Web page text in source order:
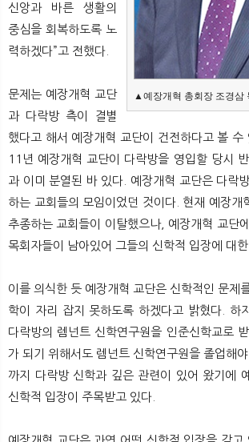
▲예장개혁 총회장 조경삼
신앙과 바른 생활의
중심을 회복하도록 노
력하겠다”고 전했다.
문제는 예장개혁 교단
과 다락방 측이 결별
했다고 해서 예장개혁 교단이 건전하다고 볼 수
11년 예장개혁 교단이 다락방을 영입할 당시
과 이미 분열된 바 있다. 예장개혁 교단은 다락
하는 교회들의 모임이었던 것이다. 현재 예장개
추종하는 교회들이 이탈했으나, 예장개혁 교단
목회자들이 남아있어 그들의 신학적 입장에 대
이를 의식한 듯 예장개혁 교단은 신학적인 문제
학이 자리 잡지 못하도록 하겠다고 밝혔다. 하
다락방의 렘넌트 신학연구원을 인준신학교로
가 되기 위해서도 렘넌트 신학연구원을 졸업해
까지 다락방 신학과 깊은 관련이 있어 왔기에
신학적 입장이 주목받고 있다.